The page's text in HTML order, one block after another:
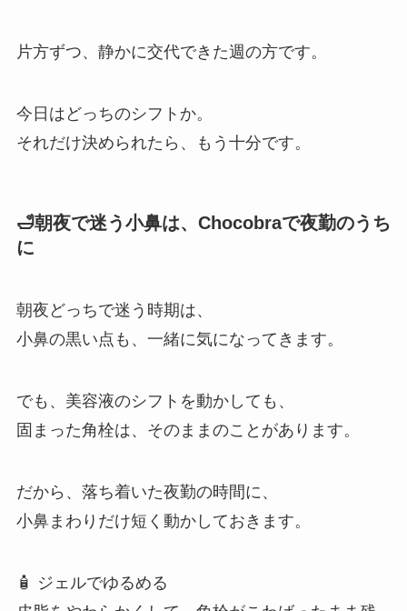
片方ずつ、静かに交代できた週の方です。
今日はどっちのシフトか。
それだけ決められたら、もう十分です。
🛁朝夜で迷う小鼻は、Chocobraで夜勤のうち
に
朝夜どっちで迷う時期は、
小鼻の黒い点も、一緒に気になってきます。
でも、美容液のシフトを動かしても、
固まった角栓は、そのままのことがあります。
だから、落ち着いた夜勤の時間に、
小鼻まわりだけ短く動かしておきます。
🧴 ジェルでゆるめる